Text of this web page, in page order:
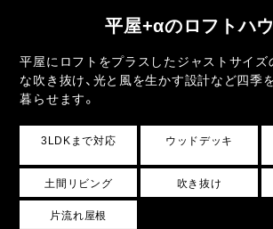
クオリティ
お知らせ
ブログ
会社概要
スタッフ紹介
採用情報
平屋+αのロフトハ
平屋にロフトをプラスしたジャストサイズ
な吹き抜け、光と風を生かす設計など四季
暮らせます。
3LDKまで対応 ウッドデッキ
土間リビング 吹き抜け
片流れ屋根